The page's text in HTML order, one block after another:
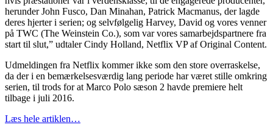
herunder John Fusco, Dan Minahan, Patrick Macmanus, der lagde
deres hjerter i serien; og selvfølgelig Harvey, David og vores venner
på TWC (The Weinstein Co.), som var vores samarbejdspartnere fra
start til slut,” udtaler Cindy Holland, Netflix VP af Original Content.
Udmeldingen fra Netflix kommer ikke som den store overraskelse,
da der i en bemærkelsesværdig lang periode har været stille omkring
serien, til trods for at Marco Polo sæson 2 havde premiere helt
tilbage i juli 2016.
Læs hele artiklen…